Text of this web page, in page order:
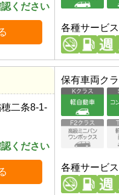
ください
各種サービス
二条8-1-
ください
保有車両ク
各種サービス